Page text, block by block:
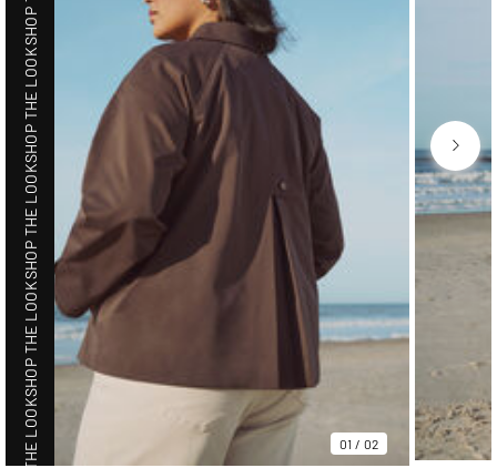
01 / 02
SHOP THE LOOK
SHOP THE LOOK
SHOP THE LOOK